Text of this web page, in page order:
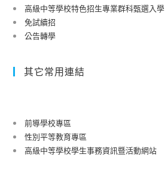
高級中等學校特色招生專業群科甄選入學
免試續招
公告轉學
其它常用連結
前導學校專區
性別平等教育專區
高級中等學校學生事務資訊暨活動網站